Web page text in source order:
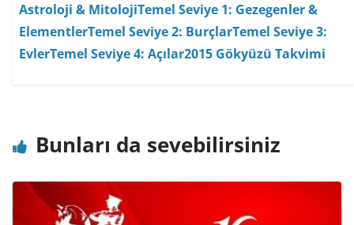
Astroloji & MitolojiTemel Seviye 1: Gezegenler &
ElementlerTemel Seviye 2: BurçlarTemel Seviye 3:
EvlerTemel Seviye 4: Açılar2015 Gökyüzü Takvimi
Bunları da sevebilirsiniz